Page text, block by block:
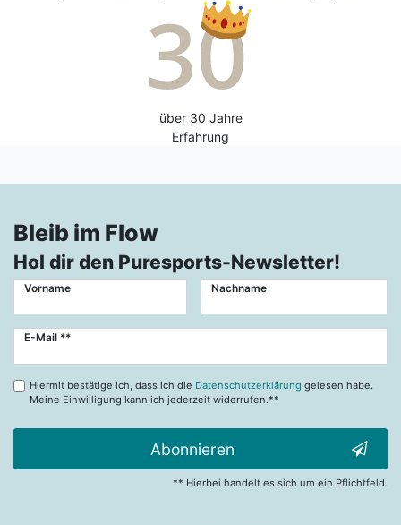
über 30 Jahre
Erfahrung
Bleib im Flow
Hol dir den Puresports-Newsletter!
Vorname Nachname
E-Mail **
Newsletter
Hiermit bestätige ich, dass ich die Datenschutzerklärung gelesen habe.
Meine Einwilligung kann ich jederzeit widerrufen.**
Abonnieren
** Hierbei handelt es sich um ein Pflichtfeld.